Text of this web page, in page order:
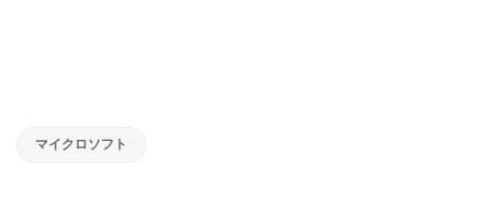
マイクロソフト